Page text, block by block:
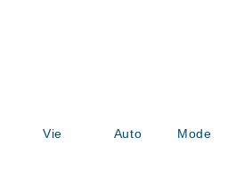
Vie Auto Mode